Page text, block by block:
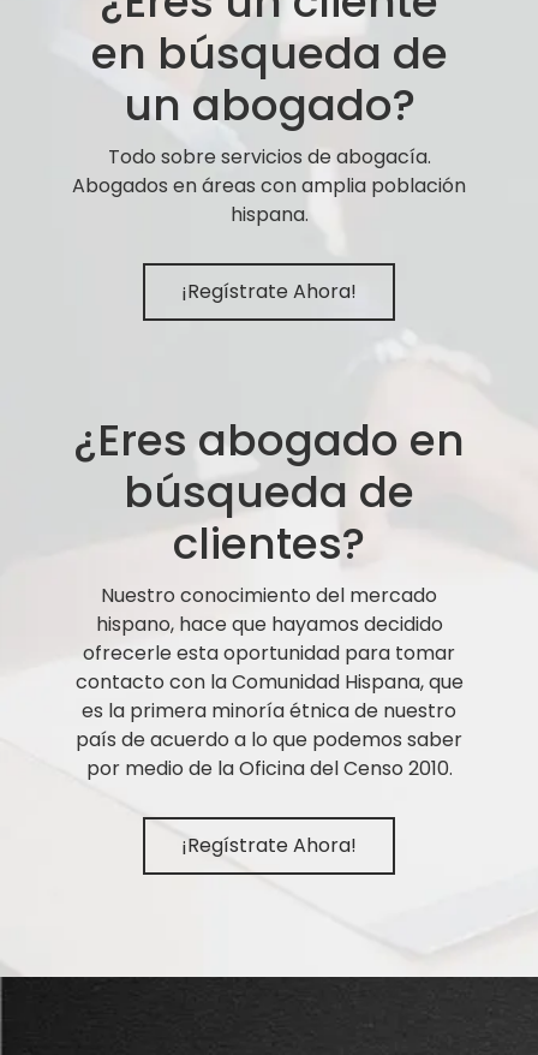
en búsqueda de
un abogado?
Todo sobre servicios de abogacía.
Abogados en áreas con amplia población
hispana.
¡Regístrate Ahora!
¿Eres abogado en
búsqueda de
clientes?
Nuestro conocimiento del mercado
hispano, hace que hayamos decidido
ofrecerle esta oportunidad para tomar
contacto con la Comunidad Hispana, que
es la primera minoría étnica de nuestro
país de acuerdo a lo que podemos saber
por medio de la Oficina del Censo 2010.
¡Regístrate Ahora!